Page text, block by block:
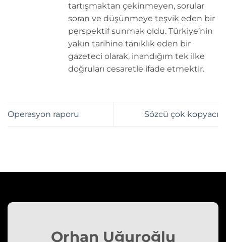
tartışmaktan çekinmeyen, sorular
soran ve düşünmeye teşvik eden bir
perspektif sunmak oldu. Türkiye’nin
yakın tarihine tanıklık eden bir
gazeteci olarak, inandığım tek ilke
doğruları cesaretle ifade etmektir.
Operasyon raporu Sözcü çok kopyacı
Orhan Uğuroğlu